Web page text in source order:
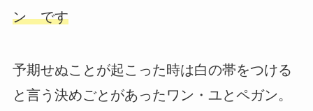
ン です
予期せぬことが起こった時は白の帯をつける
と言う決めごとがあったワン・ユとペガン。